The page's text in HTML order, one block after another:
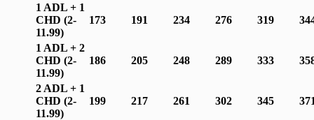
1 ADL + 1
CHD (2-
11.99)
173 191 234 276 319
1 ADL + 2
CHD (2-
11.99)
186 205 248 289 333
2 ADL + 1
CHD (2-
11.99)
199 217 261 302 345